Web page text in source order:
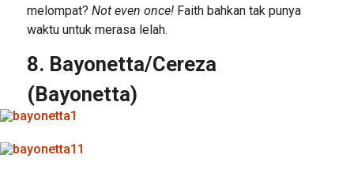
melompat? Not even once!Faith bahkan tak punya
waktu untuk merasa lelah.
8. Bayonetta/Cereza
(Bayonetta)